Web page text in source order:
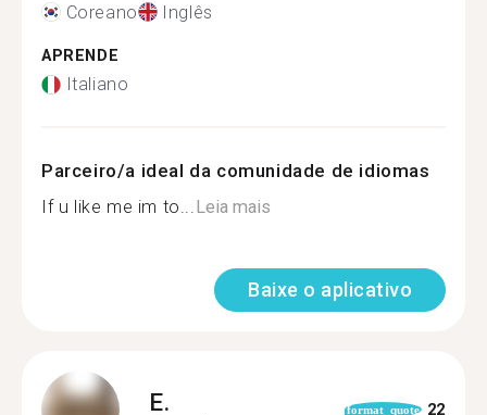
Coreano Inglês
APRENDE
Italiano
Parceiro/a ideal da comunidade de idiomas
If u like me im to...Leia mais
Baixe o aplicativo
E. format_quote 22